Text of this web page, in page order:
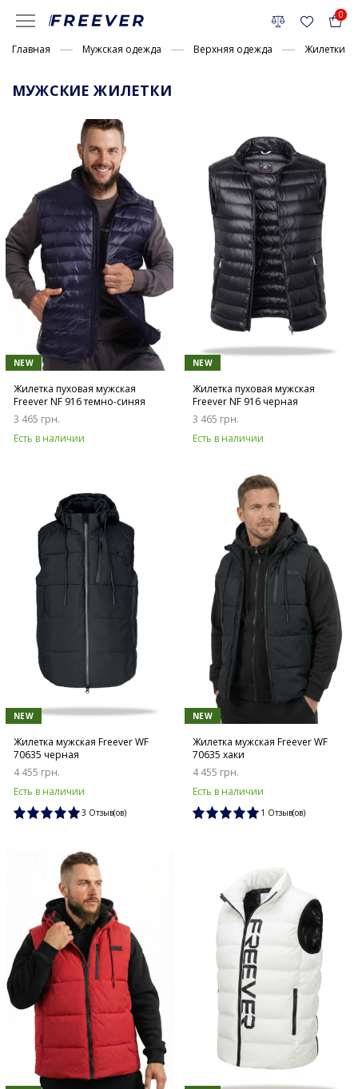
0
Главная Мужская одежда Верхняя одежда Жилетки
МУЖСКИЕ ЖИЛЕТКИ
NEW
Жилетка пуховая мужская
Freever NF 916 темно-синяя
3 465 грн.
Есть в наличии
NEW
Жилетка пуховая мужская
Freever NF 916 черная
3 465 грн.
Есть в наличии
NEW
Жилетка мужская Freever WF
70635 черная
4 455 грн.
Есть в наличии
3 Отзыв(ов)
NEW
Жилетка мужская Freever WF
70635 хаки
4 455 грн.
Есть в наличии
1 Отзыв(ов)